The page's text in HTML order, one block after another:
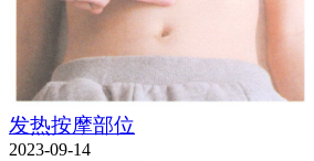
发热按摩部位
2023-09-14